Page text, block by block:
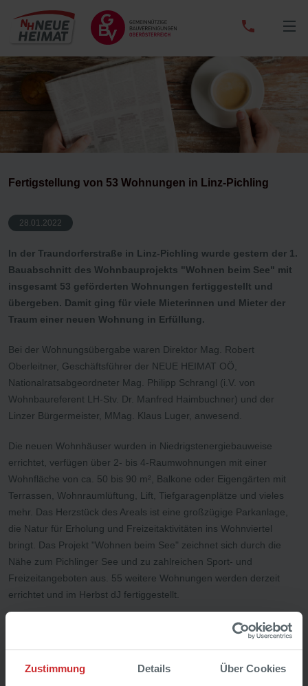
Zustimmung Details Über Cookies
0732
01
Fertigstellung von 53 Wohnungen in Linz-Pichling
28.01.2022
In der Traundorferstraße in Linz-Pichling wurde gestern der 1.
Bauabschnitt des Wohnbauprojekts "Wohnen beim See" mit
insgesamt 53 geförderten Wohnungen fertiggestellt und
übergeben. Damit ging für viele Mieterinnen und Mieter der
Traum einer neuen Wohnung in Erfüllung.
Bei der Wohnungsübergabe waren Direktor Mag. Robert
Oberleitner, Geschäftsführer der NEUE HEIMAT OÖ,
Nationalratsabgeordneter Mag. Philipp Schrangl (i.V. von
Wohnbaureferent LH-Stv. Dr. Manfred Haimbuchner) und der
Linzer Bürgermeister, MMag. Klaus Luger, anwesend.
Die neuen Wohnhäuser wurden in Niedrigstenergiebauweise
errichtet, verfügen über 2- bis 4-Raumwohnungen mit einer
Wohnfläche von ca. 50 bis 90 m², Balkone oder Eigengärten mit
Terrassen, Wohnraumlüftung, Lift, Tiefgaragenplätze und vieles
mehr. Das Herzstück des Areals ist eine großzügige Parkanlage,
die Natur für Erholung und Freizeitaktivitäten ins Wohnviertel
bringt. Das Projekt "Wohnen beim See" zeichnet sich durch die
Nähe zum Pichlinger See und zu zahlreichen Sport- und
Freizeitangeboten aus. 55 weitere Wohnungen werden derzeit
errichtet und im Herbst dJ fertiggestellt.
Wir wünschen allen Mieterinnen und Mietern viel Freude in ihrem